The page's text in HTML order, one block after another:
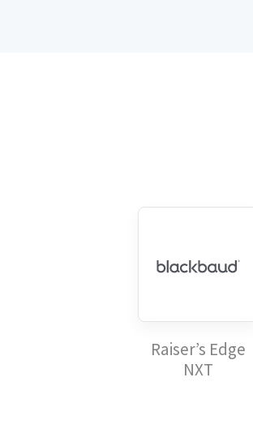
Raiser’s Edge
NXT